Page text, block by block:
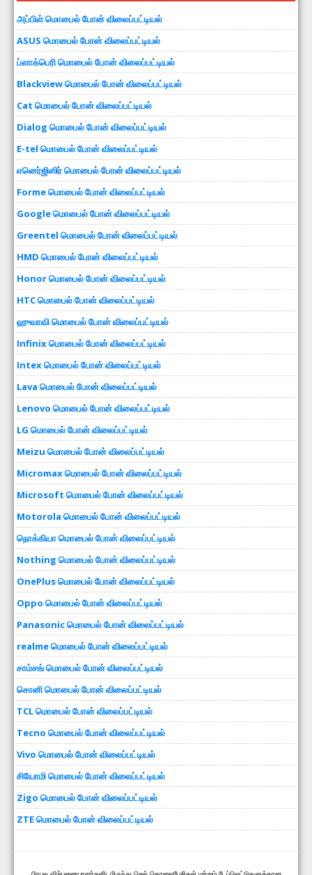
அப்பிள் மொபைல் போன் விலைப்பட்டியல்
ASUS மொபைல் போன் விலைப்பட்டியல்
ப்ளாக்பெரி மொபைல் போன் விலைப்பட்டியல்
Blackview மொபைல் போன் விலைப்பட்டியல்
Cat மொபைல் போன் விலைப்பட்டியல்
Dialog மொபைல் போன் விலைப்பட்டியல்
E-tel மொபைல் போன் விலைப்பட்டியல்
எனெர்ஜிஸிர் மொபைல் போன் விலைப்பட்டியல்
Forme மொபைல் போன் விலைப்பட்டியல்
Google மொபைல் போன் விலைப்பட்டியல்
Greentel மொபைல் போன் விலைப்பட்டியல்
HMD மொபைல் போன் விலைப்பட்டியல்
Honor மொபைல் போன் விலைப்பட்டியல்
HTC மொபைல் போன் விலைப்பட்டியல்
ஹுவாவி மொபைல் போன் விலைப்பட்டியல்
Infinix மொபைல் போன் விலைப்பட்டியல்
Intex மொபைல் போன் விலைப்பட்டியல்
Lava மொபைல் போன் விலைப்பட்டியல்
Lenovo மொபைல் போன் விலைப்பட்டியல்
LG மொபைல் போன் விலைப்பட்டியல்
Meizu மொபைல் போன் விலைப்பட்டியல்
Micromax மொபைல் போன் விலைப்பட்டியல்
Microsoft மொபைல் போன் விலைப்பட்டியல்
Motorola மொபைல் போன் விலைப்பட்டியல்
நொக்கியா மொபைல் போன் விலைப்பட்டியல்
Nothing மொபைல் போன் விலைப்பட்டியல்
OnePlus மொபைல் போன் விலைப்பட்டியல்
Oppo மொபைல் போன் விலைப்பட்டியல்
Panasonic மொபைல் போன் விலைப்பட்டியல்
realme மொபைல் போன் விலைப்பட்டியல்
சாம்சங் மொபைல் போன் விலைப்பட்டியல்
சொனி மொபைல் போன் விலைப்பட்டியல்
TCL மொபைல் போன் விலைப்பட்டியல்
Tecno மொபைல் போன் விலைப்பட்டியல்
Vivo மொபைல் போன் விலைப்பட்டியல்
சியோமி மொபைல் போன் விலைப்பட்டியல்
Zigo மொபைல் போன் விலைப்பட்டியல்
ZTE மொபைல் போன் விலைப்பட்டியல்